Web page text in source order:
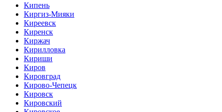
Кипень
Киргиз-Мияки
Киреевск
Киренск
Киржач
Кирилловка
Кириши
Киров
Кировград
Кирово-Чепецк
Кировск
Кировский